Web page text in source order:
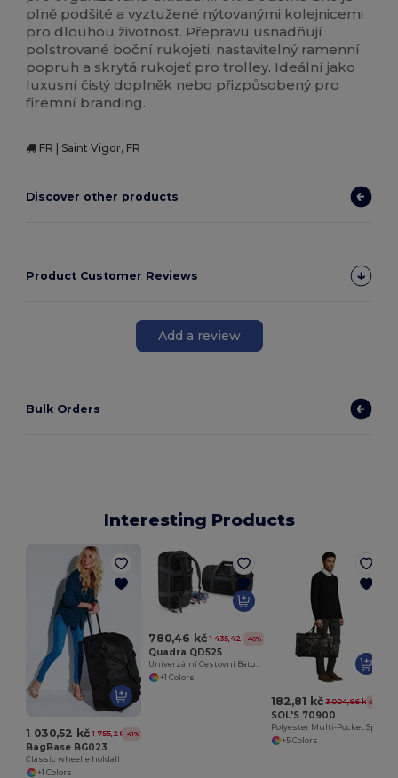
plně podšité a vyztužené nýtovanými kolejnicemi
pro dlouhou životnost. Přepravu usnadňují
polstrované boční rukojeti, nastavitelný ramenní
popruh a skrytá rukojeť pro trolley. Ideální jako
luxusní čistý doplněk nebo přizpůsobený pro
firemní branding.
FR | Saint Vigor, FR
Discover other products
Product Customer Reviews
Add a review
Bulk Orders
Interesting Products
1 030,52 kč 1 755,28 kč
-41%
BagBase BG023
Classic wheelie holdall
+1 Colors
780,46 kč 1 435,42 kč-46%
Quadra QD525
Univerzální Cestovní Batoh s Velkou Kapacitou
+1 Colors
182,81 kč 3 004,66 kč-94%
SOL'S 70900
+5 Colors